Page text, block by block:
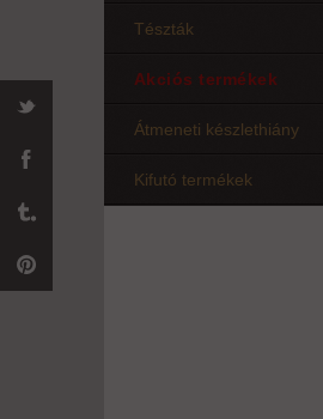
Tészták
Akciós termékek
Átmeneti készlethiány
Kifutó termékek